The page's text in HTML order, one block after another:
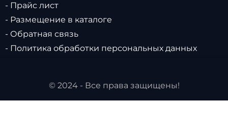
- Прайс лист
- Размещение в каталоге
- Обратная связь
- Политика обработки персональных данных
© 2024 - Все права защищены!